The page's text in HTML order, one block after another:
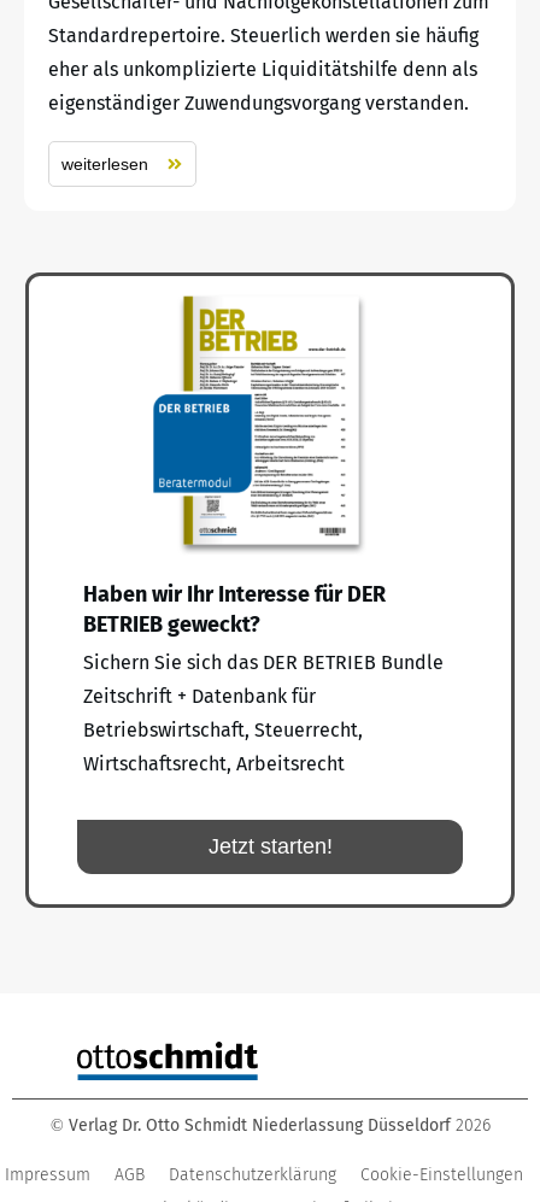
Standardrepertoire. Steuerlich werden sie häufig
eher als unkomplizierte Liquiditätshilfe denn als
eigenständiger Zuwendungsvorgang verstanden.
weiterlesen
Haben wir Ihr Interesse für DER
BETRIEB geweckt?
Sichern Sie sich das DER BETRIEB Bundle
Zeitschrift + Datenbank für
Betriebswirtschaft, Steuerrecht,
Wirtschaftsrecht, Arbeitsrecht
Jetzt starten!
© Verlag Dr. Otto Schmidt Niederlassung Düsseldorf 2026
Impressum AGB Datenschutzerklärung
Cookie-Einstellungen